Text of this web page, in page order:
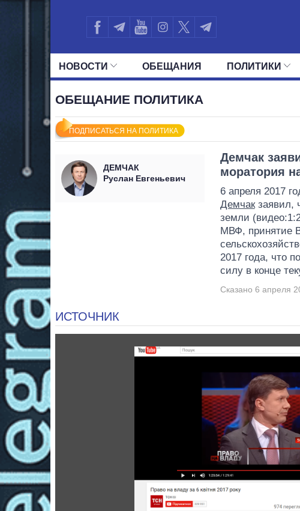
НОВОСТИ ОБЕЩАНИЯ ПОЛИТИКИ
ОБЕЩАНИЕ ПОЛИТИКА
ПОДПИСАТЬСЯ НА ПОЛИТИКА
ДЕМЧАК
Руслан Евгеньевич
Демчак
моратория
6 апреля 2017
Демчакзаявил,
земли
МВФ, принятие
2017 года, что
силу в конце
Сказано 6 апреля
ИСТОЧНИК